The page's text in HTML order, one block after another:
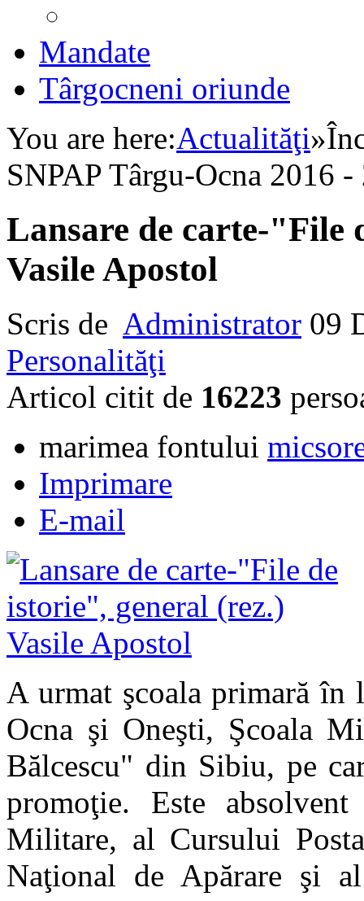
Mandate
Târgocneni oriunde
You are here:Actualităţi»
SNPAP Târgu-Ocna 2016 -
Lansare de carte-"File
Vasile Apostol
Scris de Administrator 09
Personalităţi
Articol citit de 16223
marimea fontului
Imprimare
E-mail
A urmat şcoala primară în
Ocna şi Oneşti, Şcoala
Bălcescu" din Sibiu, pe
promoţie. Este
Militare, al Cursului
Naţional de Apărare şi